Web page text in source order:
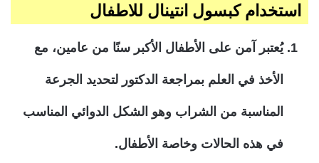
استخدام كبسول انتينال للاطفال
يُعتبر آمن على الأطفال الأكبر سنًا من عامين، مع
الأخذ في العلم بمراجعة الدكتور لتحديد الجرعة
المناسبة من الشراب وهو الشكل الدوائي المناسب
في هذه الحالات وخاصة الأطفال.